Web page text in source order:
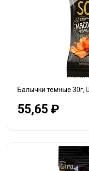
Балычки темные 30г,
55,65 ₽